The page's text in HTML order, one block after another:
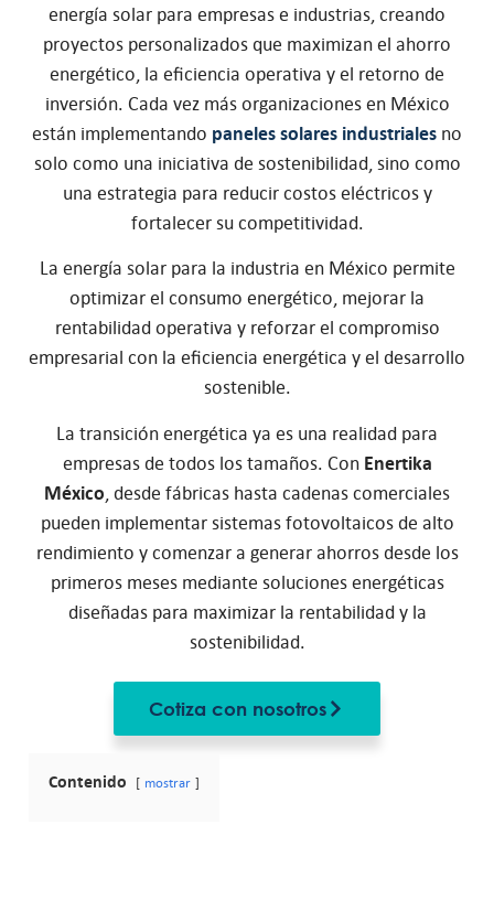
energía solar para empresas e industrias, creando
proyectos personalizados que maximizan el ahorro
energético, la eficiencia operativa y el retorno de
inversión. Cada vez más organizaciones en México
están implementando paneles solares industriales no
solo como una iniciativa de sostenibilidad, sino como
una estrategia para reducir costos eléctricos y
fortalecer su competitividad.
La energía solar para la industria en México permite
optimizar el consumo energético, mejorar la
rentabilidad operativa y reforzar el compromiso
empresarial con la eficiencia energética y el desarrollo
sostenible.
La transición energética ya es una realidad para
empresas de todos los tamaños. Con Enertika
México, desde fábricas hasta cadenas comerciales
pueden implementar sistemas fotovoltaicos de alto
rendimiento y comenzar a generar ahorros desde los
primeros meses mediante soluciones energéticas
diseñadas para maximizar la rentabilidad y la
sostenibilidad.
Cotiza con nosotros
Contenido mostrar